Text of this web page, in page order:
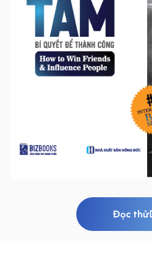
Đọc thử